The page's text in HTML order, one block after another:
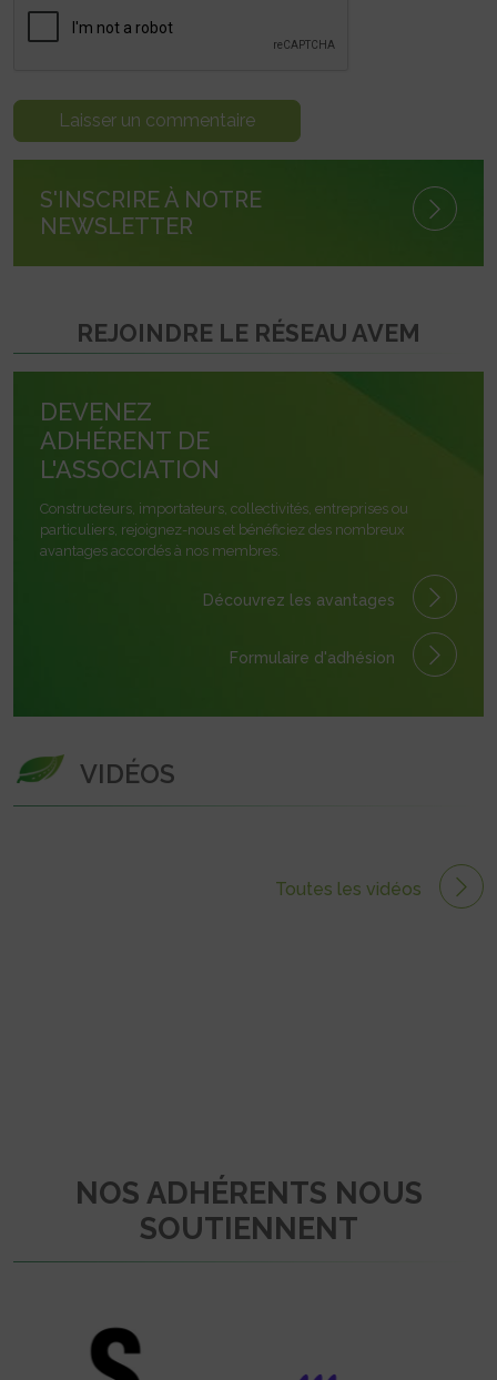
S'INSCRIRE À NOTRE
NEWSLETTER
REJOINDRE LE RÉSEAU AVEM
DEVENEZ
ADHÉRENT DE
L'ASSOCIATION
Constructeurs, importateurs, collectivités, entreprises ou
particuliers, rejoignez-nous et bénéficiez des nombreux
avantages accordés à nos membres.
Découvrez les avantages
Formulaire d'adhésion
VIDÉOS
Toutes les vidéos
NOS ADHÉRENTS NOUS
SOUTIENNENT